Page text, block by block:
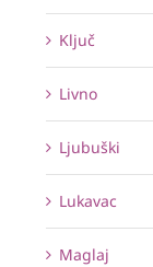
Ključ
Livno
Ljubuški
Lukavac
Maglaj